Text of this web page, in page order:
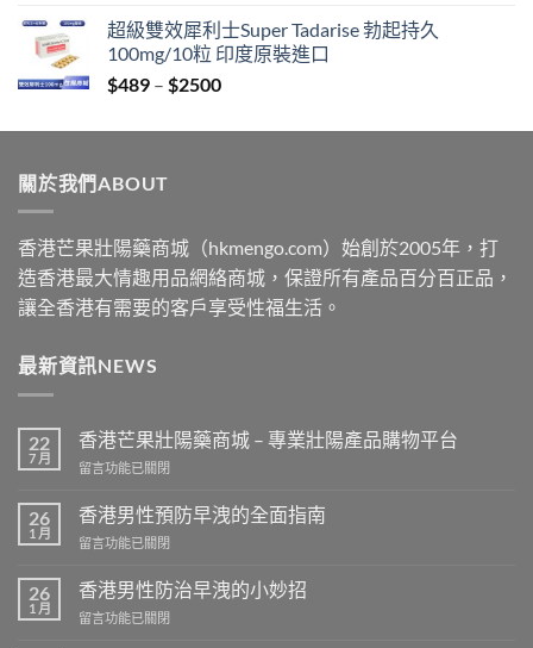
$399
through
$2199
超級雙效犀利士Super Tadarise 勃起持久
100mg/10粒 印度原裝進口
$489 – $2500Price
$489
關於我們ABOUT
香港芒果壯陽藥商城（hkmengo.com）始創於2005年，打
造香港最大情趣用品網絡商城，保證所有產品百分百正品，
讓全香港有需要的客戶享受性福生活。
最新資訊NEWS
22
7 月
香港芒果壯陽藥商城 – 專業壯陽產品購物平台
在
港
芒
果
陽
藥
商
留言功能已關閉
26
1 月
香港男性預防早洩的全面指南
在
港
男
性
留言功能已關閉
26
1 月
香港男性防治早洩的小妙招
在
留言功能已關閉